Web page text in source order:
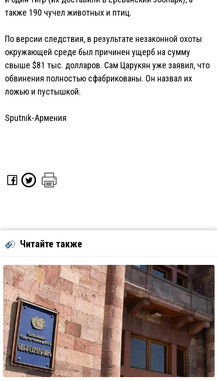
также 190 чучел животных и птиц.
По версии следствия, в результате незаконной охоты
окружающей среде был причинен ущерб на сумму
свыше $81 тыс. долларов. Сам Царукян уже заявил, что
обвинения полностью сфабрикованы. Он назвал их
ложью и пустышкой.
Sputnik-Армения
Читайте также